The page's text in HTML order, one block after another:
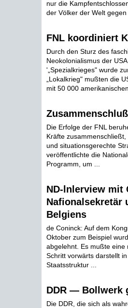
nur die
der Völker der Welt gegen
FNL koordiniert
Durch den Sturz des
Neokolonialismus der
'„Spezialkrieges" wurde
„Lokalkrieg" mußten die
mit 50 000 amerikanischen
Die Erfolge der FNL
Kräfte
und situationsgerechte
veröffentlichte die
Programm, um ...
ND-lnlerview mit
Nafionalsekretär
Belgiens
de Coninck: Auf dem
Oktober zum Beispiel
abgelehnt. Es mußte eine
Schritt vorwärts darstellt
Staatsstruktur ...
DDR — Bollwerk
Die DDR, die sich als